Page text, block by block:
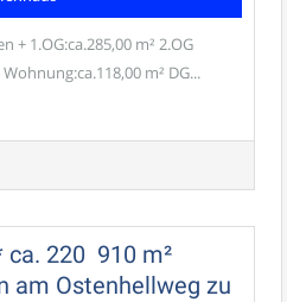
+ 1.OG:ca.285,00 m² 2.OG
m² DG...
220  910 m²
am Ostenhellweg zu